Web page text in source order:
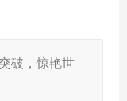
破，惊艳世